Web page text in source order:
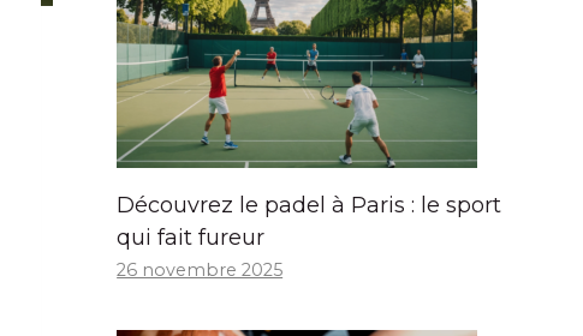
Découvrez le padel à Paris : le sport
qui fait fureur
26 novembre 2025